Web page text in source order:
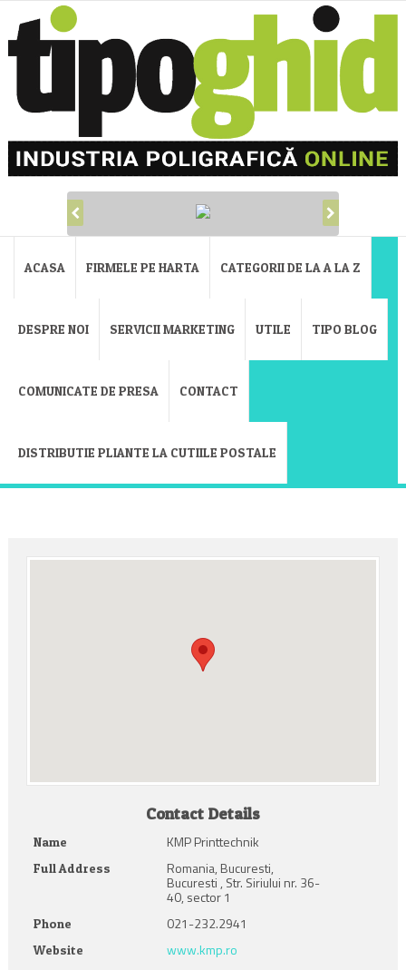
ACASA FIRMELE PE HARTA CATEGORII DE LA A LA Z
DESPRE NOI SERVICII MARKETING UTILE TIPO BLOG
COMUNICATE DE PRESA CONTACT
DISTRIBUTIE PLIANTE LA CUTIILE POSTALE
Contact Details
Name KMP Printtechnik
Full Address Romania, Bucuresti,
Bucuresti , Str. Siriului nr. 36-
40, sector 1
Phone 021-232.2941
Website www.kmp.ro